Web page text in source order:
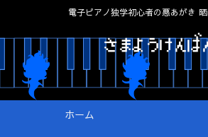
電子ピアノ独学初心者の悪あがき 晒
ホーム